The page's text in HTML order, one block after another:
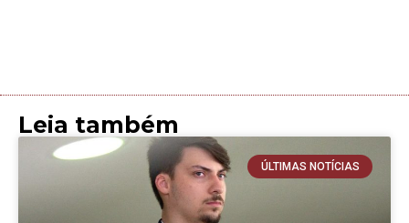
Leia também
ÚLTIMAS NOTÍCIAS